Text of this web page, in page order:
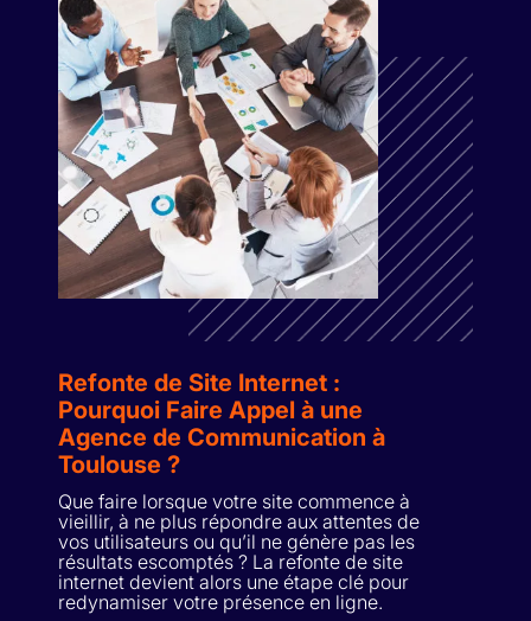
Refonte de Site Internet :
Pourquoi Faire Appel à une
Agence de Communication à
Toulouse ?
Que faire lorsque votre site commence à
vieillir, à ne plus répondre aux attentes de
vos utilisateurs ou qu’il ne génère pas les
résultats escomptés ? La refonte de site
internet devient alors une étape clé pour
redynamiser votre présence en ligne.